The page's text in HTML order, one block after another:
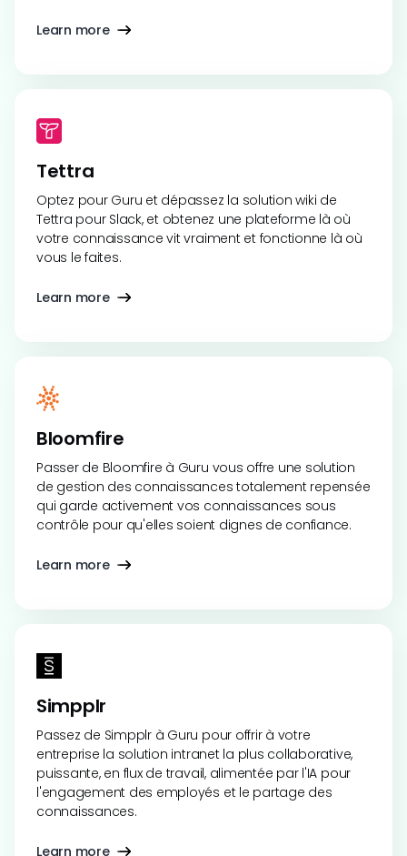
Learn more
Tettra
Optez pour Guru et dépassez la solution wiki de
Tettra pour Slack, et obtenez une plateforme là où
votre connaissance vit vraiment et fonctionne là où
vous le faites.
Learn more
Bloomfire
Passer de Bloomfire à Guru vous offre une solution
de gestion des connaissances totalement repensée
qui garde activement vos connaissances sous
contrôle pour qu'elles soient dignes de confiance.
Learn more
Simpplr
Passez de Simpplr à Guru pour offrir à votre
entreprise la solution intranet la plus collaborative,
puissante, en flux de travail, alimentée par l'IA pour
l'engagement des employés et le partage des
connaissances.
Learn more